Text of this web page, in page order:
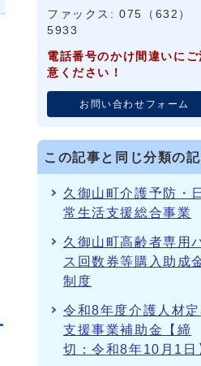
ファックス: 075（632）
5933
電話番号のかけ間違いにご
意ください！
お問い合わせフォーム
この記事と同じ分類の
久御山町介護予防・日
常生活支援総合事業
久御山町高齢者専用
ス回数券等購入助成
制度
令和8年度介護人材
支援事業補助金【締
切：令和8年10月1日